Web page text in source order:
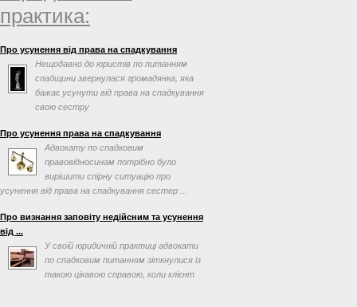
практика:
Про усунення від права на спадкування
Нещодавно до юристів по питанням
спадщини звернулася громадянка, яка
бажає усунути від права на спадкування
свою сестру
Про усунення права на спадкування
Адвокату по спадковим
правовідносинам потрібно було
вирішити спірну ситуацію про
усунення від права на спадкування сестер ...
Про визнання заповіту недійсним та усунення
від ...
У своїй юридичній практиці адвокати
по спадковим питанням зіткнулися із
такою цікавою справою, коли клієнт